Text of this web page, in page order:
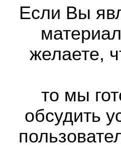
Если Вы
желаете,
то мы
обсудить